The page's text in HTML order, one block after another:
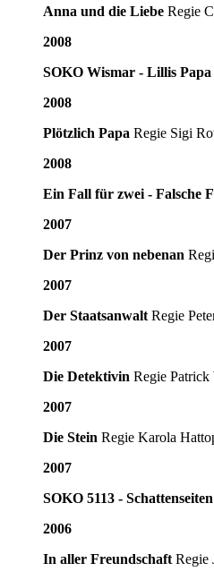
Anna und die Liebe Regie
2008
SOKO Wismar - Lillis Papa
2008
Plötzlich Papa Regie Sigi
2008
Ein Fall für zwei - Falsche
2007
Der Prinz von nebenan
2007
Der Staatsanwalt Regie
2007
Die Detektivin Regie
2007
Die Stein Regie Karola
2007
SOKO 5113 - Schattenseiten
2006
In aller Freundschaft Regie